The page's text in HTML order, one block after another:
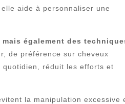
aide à personnaliser une
également des
de préférence sur cheveux
quotidien, réduit les efforts et
la manipulation excessive